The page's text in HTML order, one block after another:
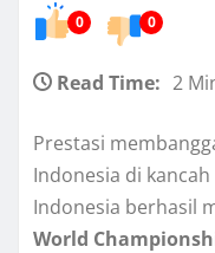
0 0
Read Time: 2
Prestasi
Indonesia di
Indonesia berhasil
World